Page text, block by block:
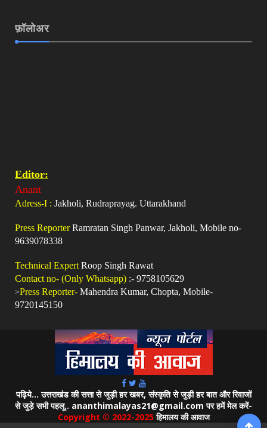
फ़ॉलोअर
Editor:
Anant
Adress-I : Jakholi, Rudraprayag. Uttarakhand
Press ReporterRamratan Singh Panwar, Jakholi, Mobile no-
9639078338
Technical Expert Roop Singh Rawat
Contact no- (Only Whatsapp) :- 9758105629
>Press Reporter- Mahendra Kumar, Chopta, Mobile-
9720145150
पढ़िये... उत्तराखंड की सत्ता से जुड़ी हर खबर, संस्कृति से जुड़ी हर बात और रिवाजों
से जुड़े सभी पहलू.. ananthimalayas21@gmail.com पर हमें मेल करें-
Copyright © 2022-2025हिमालय की आवाज